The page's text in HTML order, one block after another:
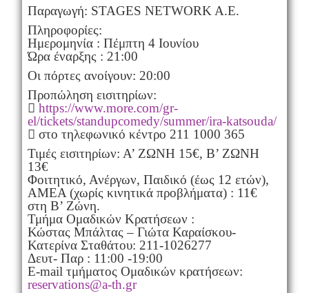
Παραγωγή: STAGES NETWORK A.E.
Πληροφορίες:
Ημερομηνία : Πέμπτη 4 Ιουνίου
Ώρα έναρξης : 21:00
Οι πόρτες ανοίγουν: 20:00
Προπώληση εισιτηρίων:
 https://www.more.com/gr-
el/tickets/standupcomedy/summer/ira-katsouda/
 στο τηλεφωνικό κέντρο 211 1000 365
Τιμές εισιτηρίων: Α’ ΖΩΝΗ 15€, Β’ ΖΩΝΗ
13€
Φοιτητικό, Ανέργων, Παιδικό (έως 12 ετών),
ΑΜΕΑ (χωρίς κινητικά προβλήματα) : 11€
στη Β’ Ζώνη.
Τμήμα Ομαδικών Κρατήσεων :
Κώστας Μπάλτας – Γιώτα Καραίσκου-
Κατερίνα Σταθάτου: 211-1026277
Δευτ- Παρ : 11:00 -19:00
E-mail τμήματος Ομαδικών κρατήσεων:
reservations@a-th.gr